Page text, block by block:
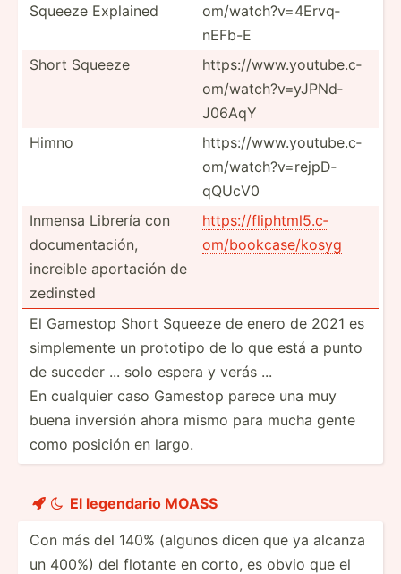
Squeeze Explained
om/­­wa­t­c­h?­­v=4­­Er­v­q­
nEFb-E
Short Squeeze
https:­­//­w­w­w.y­­ou­­tu­b­e.c­­
om/­­wa­t­c­h?­­v=y­­JP­N­d­
J06AqY
Himno
https:­­//­w­w­w.y­­ou­­tu­b­e.c­­
om/­­wa­t­c­h?­­v=r­­ej­p­D­
qQUcV0
Inmensa Librería con
docume­nta­ción,
increible aportación de
zedinsted
https:­//f­lip­htm­l5.c­
om­/bo­okc­ase­/kosyg
El Gamestop Short Squeeze de enero de 2021 es
simple­mente un prototipo de lo que está a punto
de suceder ... solo espera y verás ...
En cualquier caso Gamestop parece una muy
buena inversión ahora mismo para mucha gente
como posición en largo.
  El legendario MOASS
Con más del 140% (algunos dicen que ya alcanza
un 400%) del flotante en corto, es obvio que el